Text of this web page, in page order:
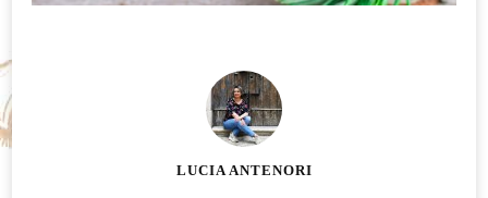
LUCIA ANTENORI